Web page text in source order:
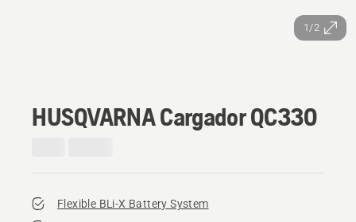
1/2
HUSQVARNA Cargador QC330
Flexible BLi-X Battery System